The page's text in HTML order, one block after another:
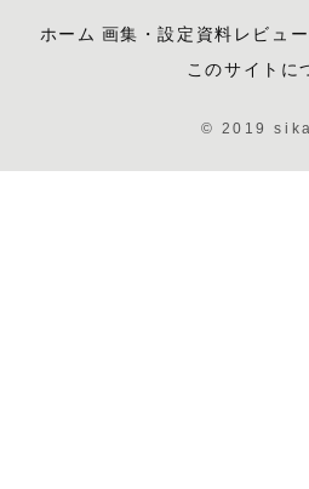
ホーム 画集・設定資料レビュー
このサイトに
© 2019